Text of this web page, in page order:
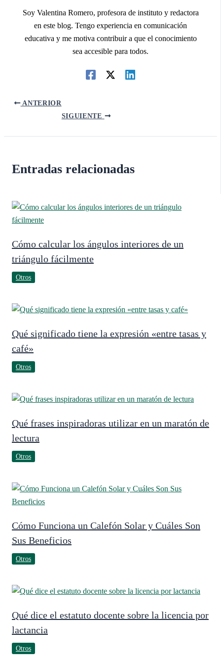
Soy Valentina Romero, profesora de instituto y redactora
en este blog. Tengo experiencia en comunicación
educativa y me motiva contribuir a que el conocimiento
sea accesible para todos.
ANTERIOR
SIGUIENTE
Entradas relacionadas
Cómo calcular los ángulos interiores de un
triángulo fácilmente
Otros
Qué significado tiene la expresión «entre tasas y
café»
Otros
Qué frases inspiradoras utilizar en un maratón de
lectura
Otros
Cómo Funciona un Calefón Solar y Cuáles Son
Sus Beneficios
Otros
Qué dice el estatuto docente sobre la licencia por
lactancia
Otros